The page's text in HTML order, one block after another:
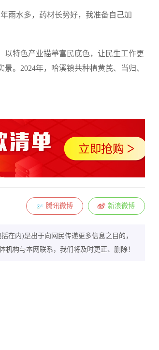
雨水多，药材长势好，我准备自己加
特色产业描摹富民底色，让民生工作更
。2024年，哈溪镇共种植黄芪、当归、
新浪微博
腾讯微博
在内)是出于向网民传递更多信息之目的，
构与本网联系，我们将及时更正、删除！